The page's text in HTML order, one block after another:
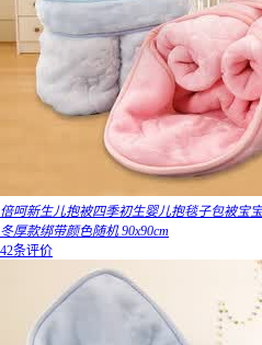
倍呵新生儿抱被四季初生婴儿抱毯子包被宝
冬厚款绑带颜色随机 90x90cm
42条评价